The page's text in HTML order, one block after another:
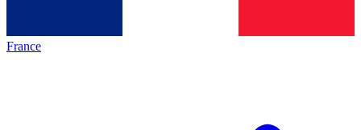
France